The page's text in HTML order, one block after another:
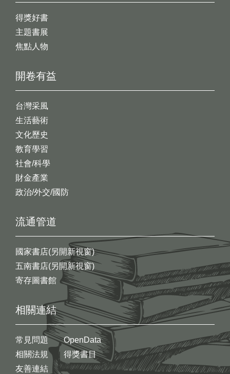
開卷有益
台灣采風
生活藝術
文化歷史
教育學習
社會/科學
財金產業
政治/外交/國防
得獎好書
主題書展
焦點人物
流通管道
國家書店(另開新視窗)
五南書店(另開新視窗)
寄存圖書館
相關連結
常見問題
相關法規
友善連結
OpenData
得獎書目